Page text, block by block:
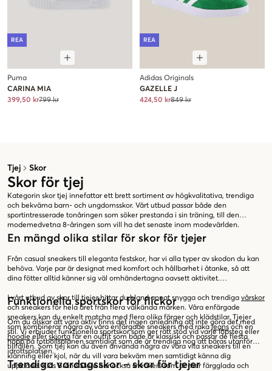
Tjej Skor
Skor för tjej
Kategorin skor tjej innefattar ett brett sortiment av högkvalitativa, trendiga
och bekväma barn- och ungdomsskor. Vårt utbud passar både den
sportintresserade tonåringen som söker prestanda i sin träning, till den
modemedvetna 8-åringen som vill ha det senaste inom modevärlden.
En mängd olika stilar för skor för tjejer
Från casual sneakers till eleganta festskor, har vi alla typer av skodon du kan
behöva. Varje par är designat med komfort och hållbarhet i åtanke, så att
dina fötter alltid känner sig väl omhändertagna oavsett aktivitet.
I vårt utbud av skor till tjejer hittar du bland annat snygga och trendiga vårskor
och sneakers för hela året från flera välkända märken. Våra enfärgade
sneakers kan du enkelt matcha med flera olika färger och klädstilar. Tjejer
som kombinerar några av våra enfärgade sneakers med rakajeans och en
hoodie eller skjorta får en outfit som både är klassisk och passar de flesta
tillfällen. Som tjej kan du även använda några av våra vita sneakers till en
klänning eller kjol, när du vill vara bekväm men samtidigt känna dig
uppklädd. Kids Brand Store har också sneakers som är mer färgglada och
Funktionella sportskor för flickor
Om du älskar att vara aktiv finns det ingen anledning att inte göra det med
stil. Vi erbjuder funktionella sportskor som ger rätt stöd vid varje löpsteg eller
hopp på fotbollsplanen samtidigt som de är trendiga nog att bäras utanför
idrottsplatsen.
Trendiga vardagsskor – skor för tjejer
REA
Puma
CARINA MIA
399,50 kr799 kr
REA
Adidas Originals
GAZELLE J
424,50 kr849 kr